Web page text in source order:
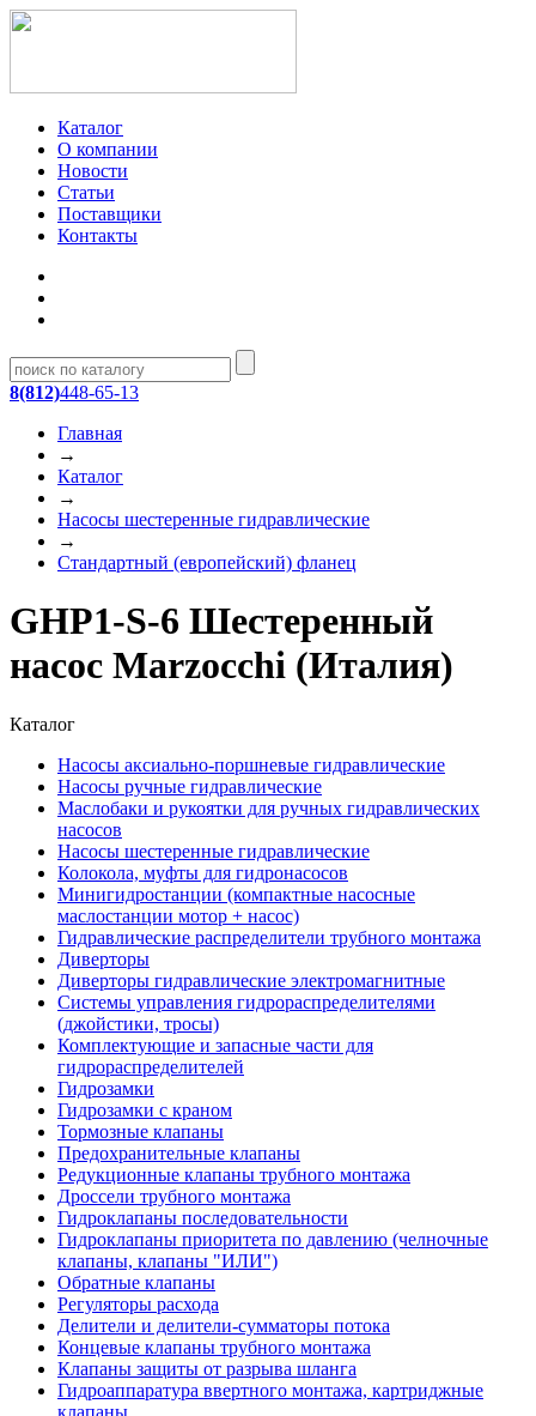
Каталог
О компании
Новости
Статьи
Поставщики
Контакты
8(812)448-65-13
Главная
→
Каталог
→
Насосы шестеренные гидравлические
→
Стандартный (европейский) фланец
GHP1-S-6 Шестеренный
насос Marzocchi (Италия)
Каталог
Насосы аксиально-поршневые гидравлические
Насосы ручные гидравлические
Маслобаки и рукоятки для ручных гидравлических
насосов
Насосы шестеренные гидравлические
Колокола, муфты для гидронасосов
Минигидростанции (компактные насосные
маслостанции мотор + насос)
Гидравлические распределители трубного монтажа
Диверторы
Диверторы гидравлические электромагнитные
Системы управления гидрораспределителями
(джойстики, тросы)
Комплектующие и запасные части для
гидрораспределителей
Гидрозамки
Гидрозамки с краном
Тормозные клапаны
Предохранительные клапаны
Редукционные клапаны трубного монтажа
Дроссели трубного монтажа
Гидроклапаны последовательности
Гидроклапаны приоритета по давлению (челночные
клапаны, клапаны "ИЛИ")
Обратные клапаны
Регуляторы расхода
Делители и делители-сумматоры потока
Концевые клапаны трубного монтажа
Клапаны защиты от разрыва шланга
Гидроаппаратура ввертного монтажа, картриджные
клапаны